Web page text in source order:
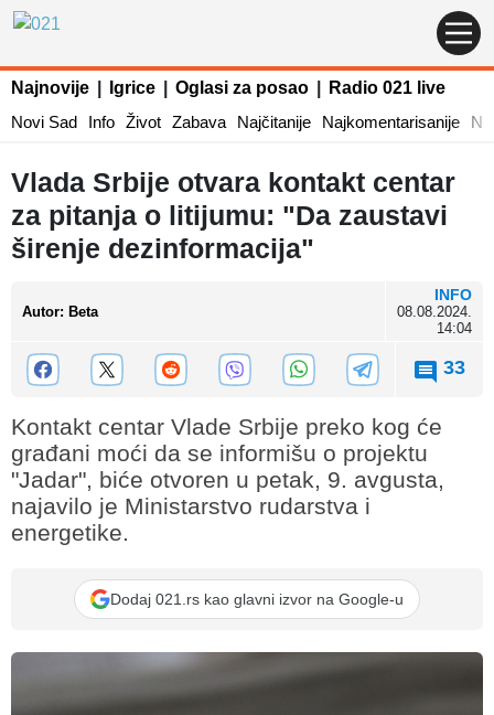
Najnovije Igrice Oglasi za posao
Radio 021 live
Novi Sad
Info Život Zabava Najčitanije Najkomentarisanije
Vlada Srbije otvara kontakt centar
za pitanja o litijumu: "Da zaustavi
širenje dezinformacija"
Autor: Beta
INFO
08.08.2024.
14:04
33
Kontakt centar Vlade Srbije preko kog će
građani moći da se informišu o projektu
"Jadar", biće otvoren u petak, 9. avgusta,
najavilo je Ministarstvo rudarstva i
energetike.
Dodaj 021.rs kao glavni izvor na Google-u